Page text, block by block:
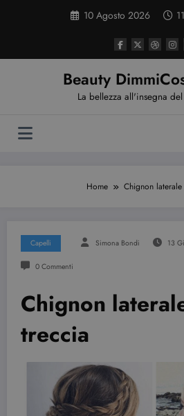
10 Agosto 2026
Beauty
La bellezza all'insegna
Home Chignon
Capelli Simona Bondi 13
0 Commenti
Chignon
treccia